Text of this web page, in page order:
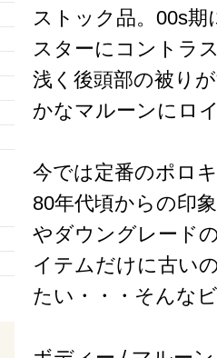
ストック品。00s
スターにコントラ
浅く後頭部の被り
かなマルーンにロ
今では定番のポロ
80年代頃からの印
やダウングレード
イテムだけに古い
たい・・・そんな